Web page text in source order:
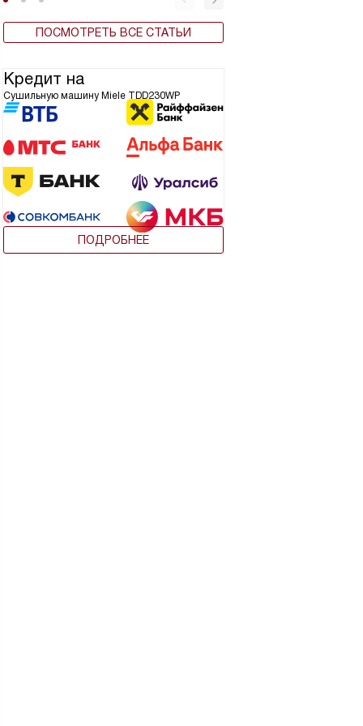
ПОСМОТРЕТЬ ВСЕ СТАТЬИ
Кредит на
Сушильную машину Miele TDD230WP
ПОДРОБНЕЕ